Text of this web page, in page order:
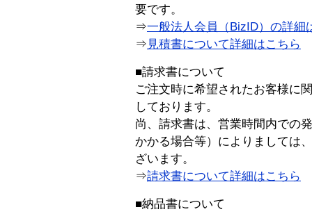
要です。
⇒一般法人会員（BizID）の詳細
⇒ 見積書について詳細はこちら
■請求書について
ご注文時に希望されたお客様に
しております。
尚、請求書は、営業時間内での
かかる場合等）によりましては
ざいます。
⇒請求書について詳細はこちら
■納品書について